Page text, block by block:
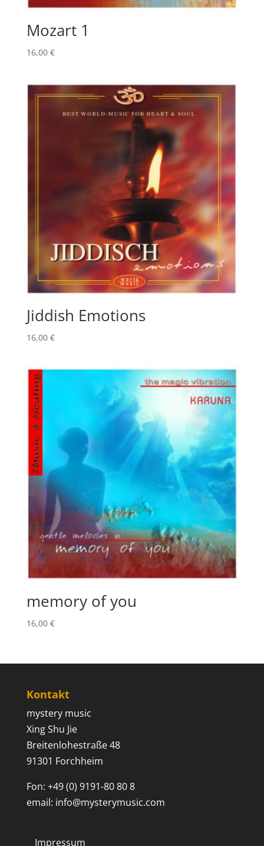
Mozart 1
16,00 €
Jiddish Emotions
16,00 €
memory of you
16,00 €
Kontakt
mystery music
Xing Shu Jie
Breitenlohestraße 48
91301 Forchheim
Fon: +49 (0) 9191-80 80 8
email: info@mysterymusic.com
Impressum